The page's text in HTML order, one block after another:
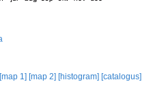
[map 1] [map 2] [histogram] [catalogus]